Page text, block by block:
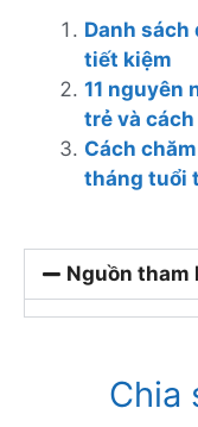
Danh sách
tiết kiệm
11 nguyên
trẻ và
Cách
tháng tuổi
Nguồn tham
Chia